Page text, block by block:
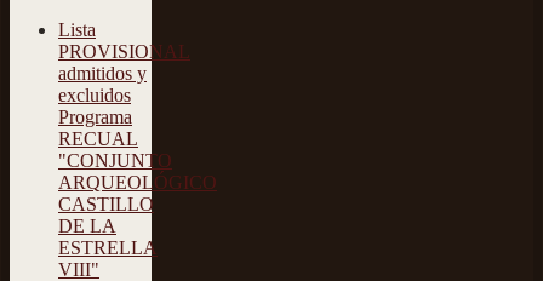
Lista
PROVISIONAL
admitidos y
excluidos
Programa
RECUAL
"CONJUNTO
ARQUEOLÓGICO
CASTILLO
DE LA
ESTRELLA
VIII"